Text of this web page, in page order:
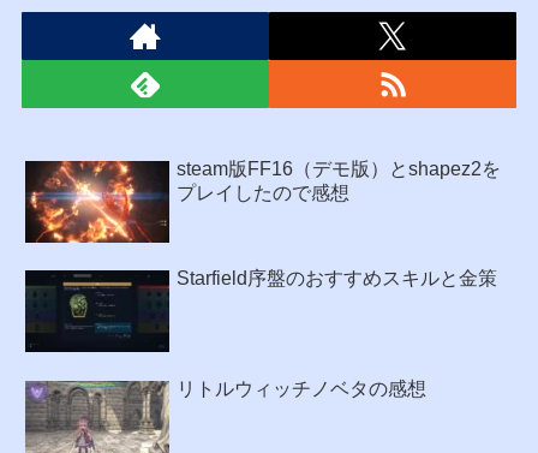
steam版FF16（デモ版）とshapez2を
プレイしたので感想
Starfield序盤のおすすめスキルと金策
リトルウィッチノベタの感想